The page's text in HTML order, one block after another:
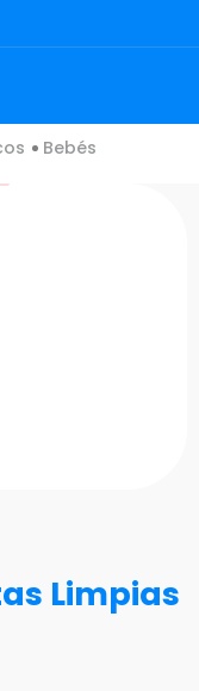
Bebés
Limpias